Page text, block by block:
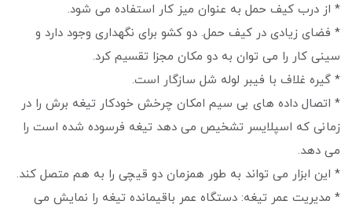
* از درب کیف حمل به عنوان میز کار استفاده می شود.
* فضای زیادی در کیف حمل. دو کشو برای نگهداری وجود دارد و
سینی کار را می توان به دو مکان مجزا تقسیم کرد.
* گیره غلاف با فیبر لوله شل سازگار است.
* اتصال داده های بی سیم امکان چرخش خودکار تیغه برش را در
زمانی که اسپلایسر تشخیص می دهد تیغه فرسوده شده است را
می دهد.
* این ابزار می تواند به طور همزمان دو قیچی را به هم متصل کند.
* مدیریت عمر تیغه: دستگاه عمر باقیمانده تیغه را نمایش می